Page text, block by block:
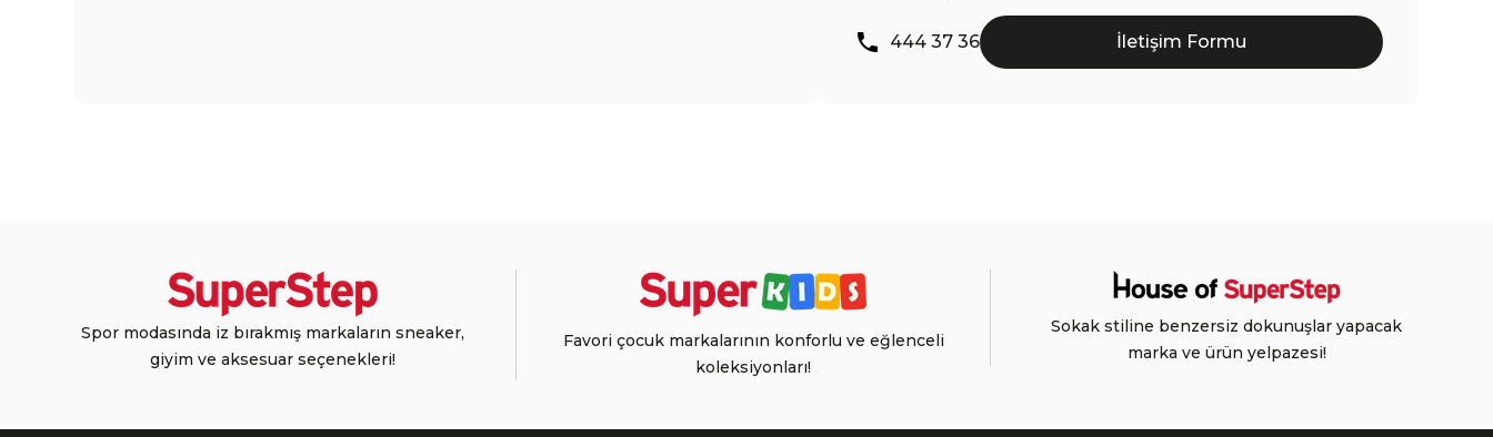
444 37 36 İletişim Formu
Spor modasında iz bırakmış markaların sneaker,
giyim ve aksesuar seçenekleri!
Favori çocuk markalarının konforlu ve eğlenceli
koleksiyonları!
Sokak stiline benzersiz dokunuşlar yapacak
marka ve ürün yelpazesi!